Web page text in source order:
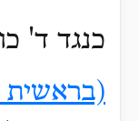
כנגד ד'
(בראשית